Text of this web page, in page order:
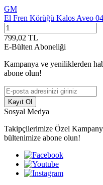
GM
El Fren Körüğü Kalos Aveo
799,02 TL
E-Bülten Aboneliği
Kampanya ve yeniliklerden
abone olun!
Kayıt Ol
Sosyal Medya
Takipçilerimize Özel
bültenimize abone olun!